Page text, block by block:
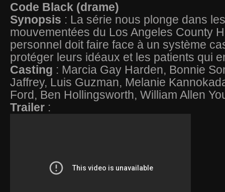
Code Black (drame)
Synopsis : La série nous plonge dans
mouvementées du Los Angeles County
personnel doit faire face à un système
protéger leurs idéaux et les patients qui
Casting : Marcia Gay Harden, Bonnie
Jaffrey, Luis Guzman, Melanie
Ford, Ben Hollingsworth, William Allen
Trailer :